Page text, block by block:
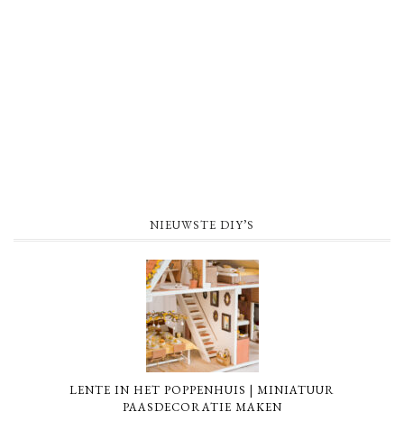
NIEUWSTE DIY’S
LENTE IN HET POPPENHUIS | MINIATUUR
PAASDECORATIE MAKEN